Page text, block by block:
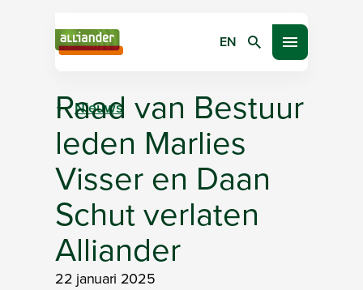
EN ZoekenOpen menu
Nieuws
Raad van Bestuur
leden Marlies
Visser en Daan
Schut verlaten
Alliander
22 januari 2025